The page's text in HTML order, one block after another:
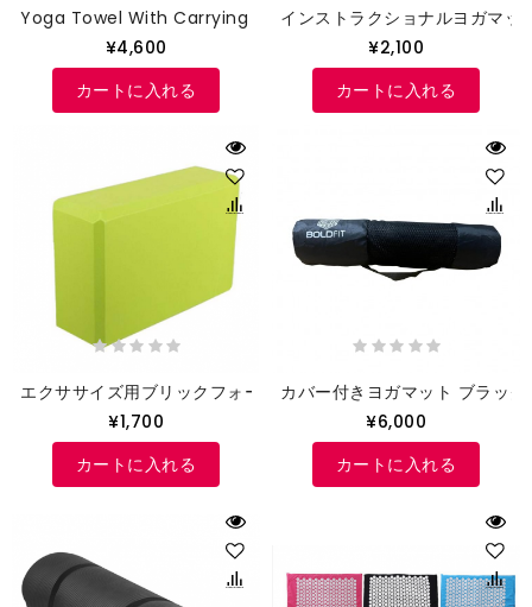
Yoga Towel With Carrying Bag
¥4,600
カートに入れる
インストラクショナルヨガマッ
¥2,100
カートに入れる
エクササイズ用ブリックフォーム
¥1,700
カートに入れる
カバー付きヨガマット ブラック
¥6,000
カートに入れる